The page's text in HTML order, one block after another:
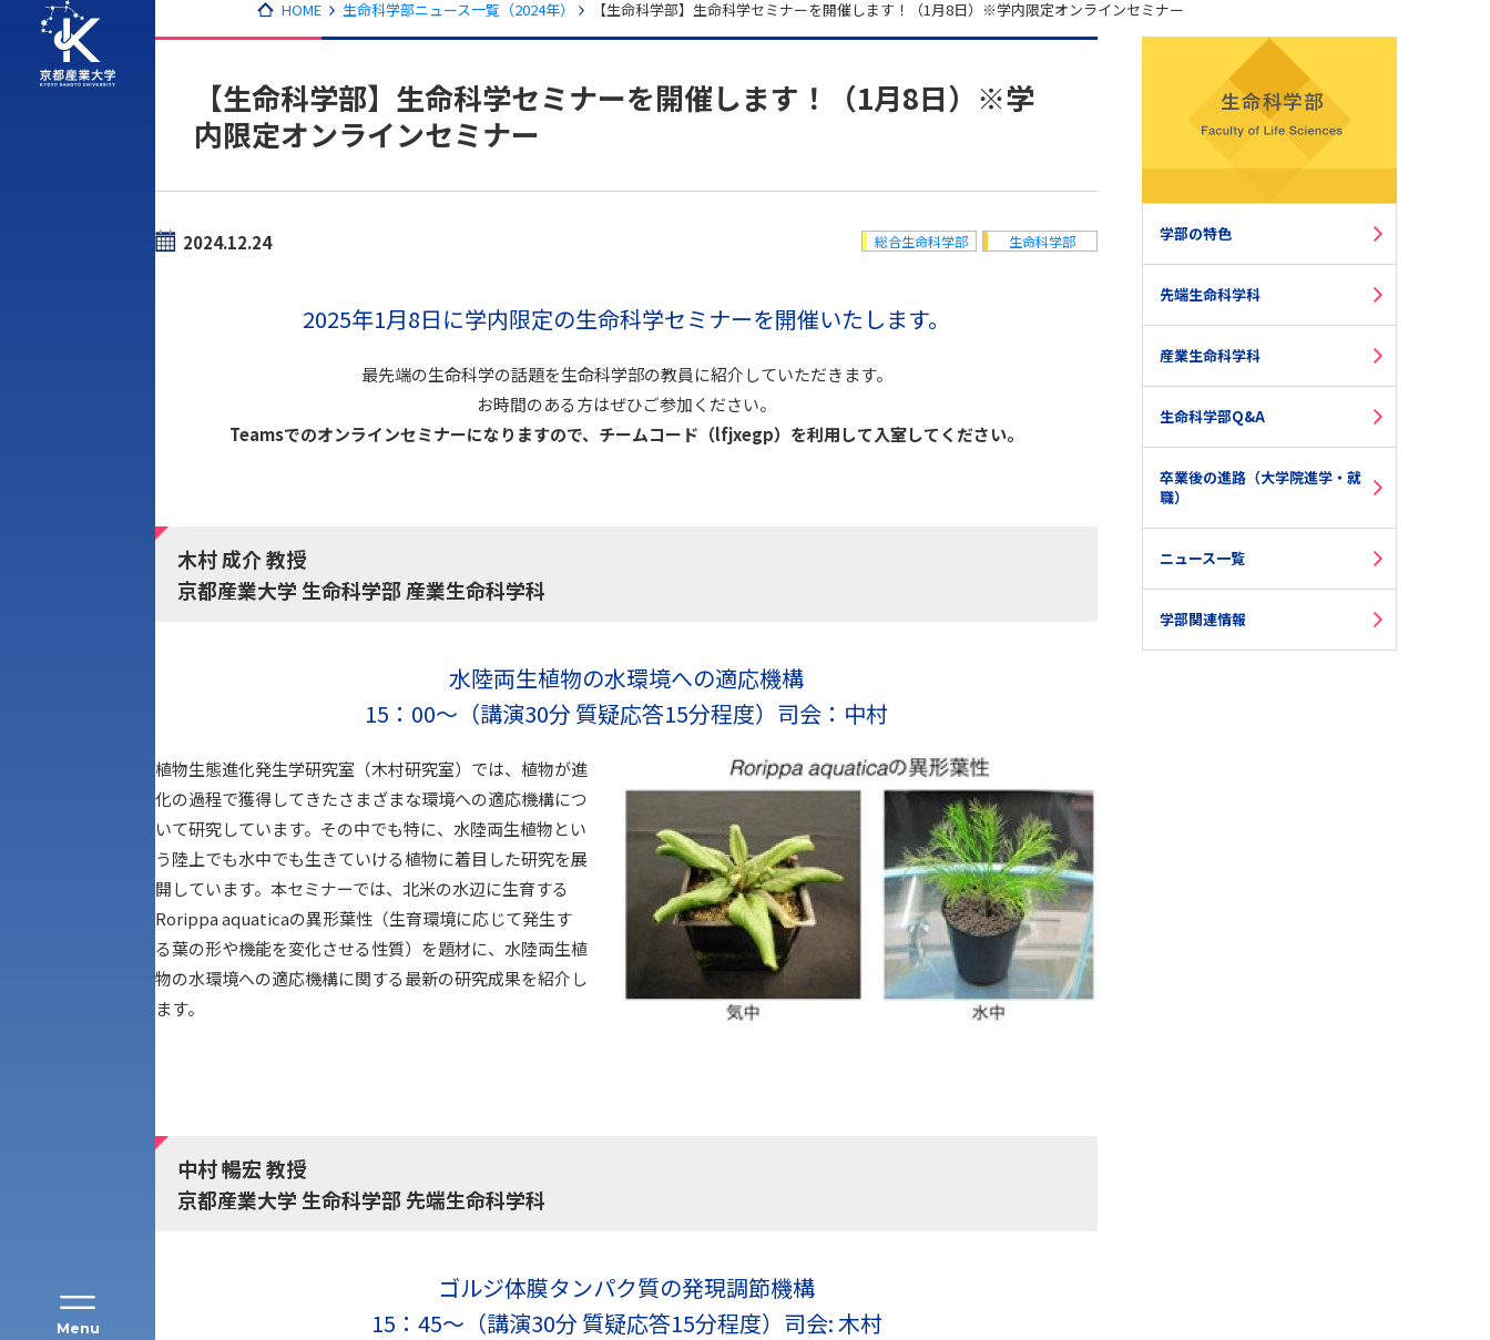
Menu
HOME 生命科学部ニュース一覧（2024年） 【生命科学部】生命科学セミナーを開催します！（1月8日）※学内限定オンラインセミナー
【生命科学部】生命科学セミナーを開催します！（1月8日）※学
内限定オンラインセミナー
2024.12.24 総合生命科学部 生命科学部
2025年1月8日に学内限定の生命科学セミナーを開催いたします。
最先端の生命科学の話題を生命科学部の教員に紹介していただきます。
お時間のある方はぜひご参加ください。
Teamsでのオンラインセミナーになりますので、チームコード（lfjxegp）を利用して入室してください。
木村 成介 教授
京都産業大学 生命科学部 産業生命科学科
水陸両生植物の水環境への適応機構
15：00～（講演30分 質疑応答15分程度）司会：中村
植物生態進化発生学研究室（木村研究室）では、植物が進
化の過程で獲得してきたさまざまな環境への適応機構につ
いて研究しています。その中でも特に、水陸両生植物とい
う陸上でも水中でも生きていける植物に着目した研究を展
開しています。本セミナーでは、北米の水辺に生育する
Rorippa aquaticaの異形葉性（生育環境に応じて発生す
る葉の形や機能を変化させる性質）を題材に、水陸両生植
物の水環境への適応機構に関する最新の研究成果を紹介し
ます。
中村 暢宏 教授
京都産業大学 生命科学部 先端生命科学科
ゴルジ体膜タンパク質の発現調節機構
15：45～（講演30分 質疑応答15分程度）司会: 木村
学部の特色
先端生命科学科
産業生命科学科
生命科学部Q&A
卒業後の進路（大学院進学・就
職）
ニュース一覧
学部関連情報